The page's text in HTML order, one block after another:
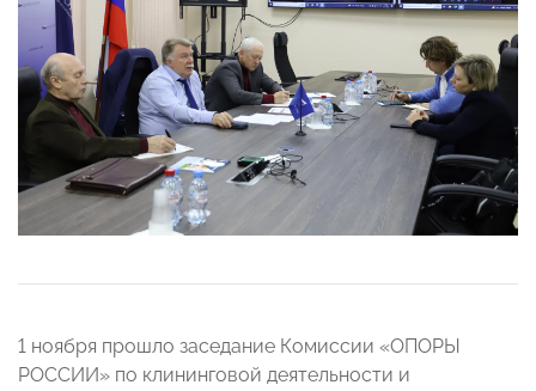
1 ноября прошло заседание Комиссии «ОПОРЫ
РОССИИ» по клининговой деятельности и